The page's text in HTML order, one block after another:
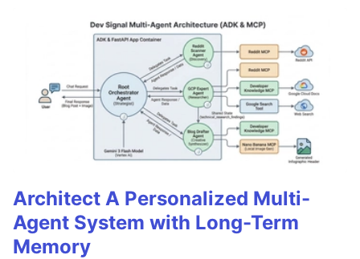
Architect A Personalized Multi-
Agent System with Long-Term
Memory